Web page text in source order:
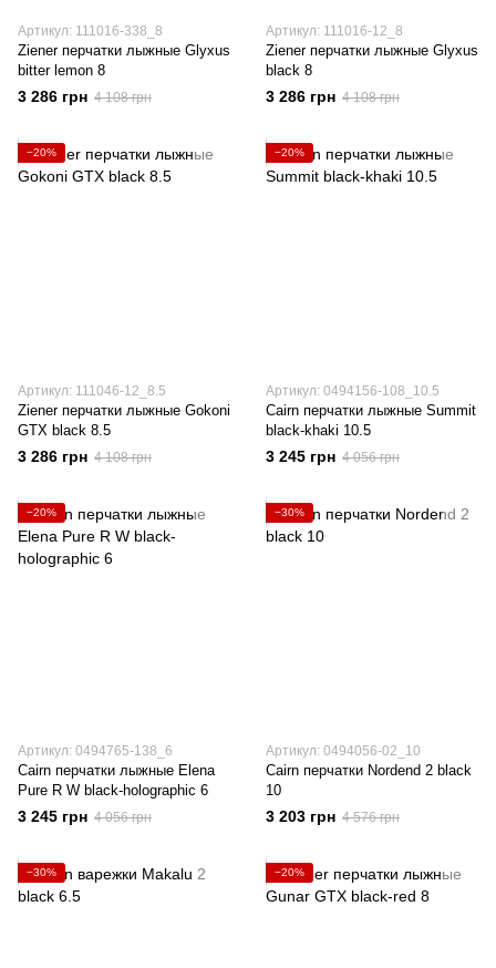
Артикул: 111016-338_8
Ziener перчатки лыжные Glyxus
bitter lemon 8
3 286 грн 4 108 грн
Артикул: 111016-12_8
Ziener перчатки лыжные Glyxus
black 8
3 286 грн 4 108 грн
−20%
Артикул: 111046-12_8.5
Ziener перчатки лыжные Gokoni
GTX black 8.5
3 286 грн 4 108 грн
−20%
Артикул: 0494156-108_10.5
Cairn перчатки лыжные Summit
black-khaki 10.5
3 245 грн 4 056 грн
−20%
Артикул: 0494765-138_6
Cairn перчатки лыжные Elena
Pure R W black-holographic 6
3 245 грн 4 056 грн
−30%
Артикул: 0494056-02_10
Cairn перчатки Nordend 2 black
10
3 203 грн 4 576 грн
−30% −20%